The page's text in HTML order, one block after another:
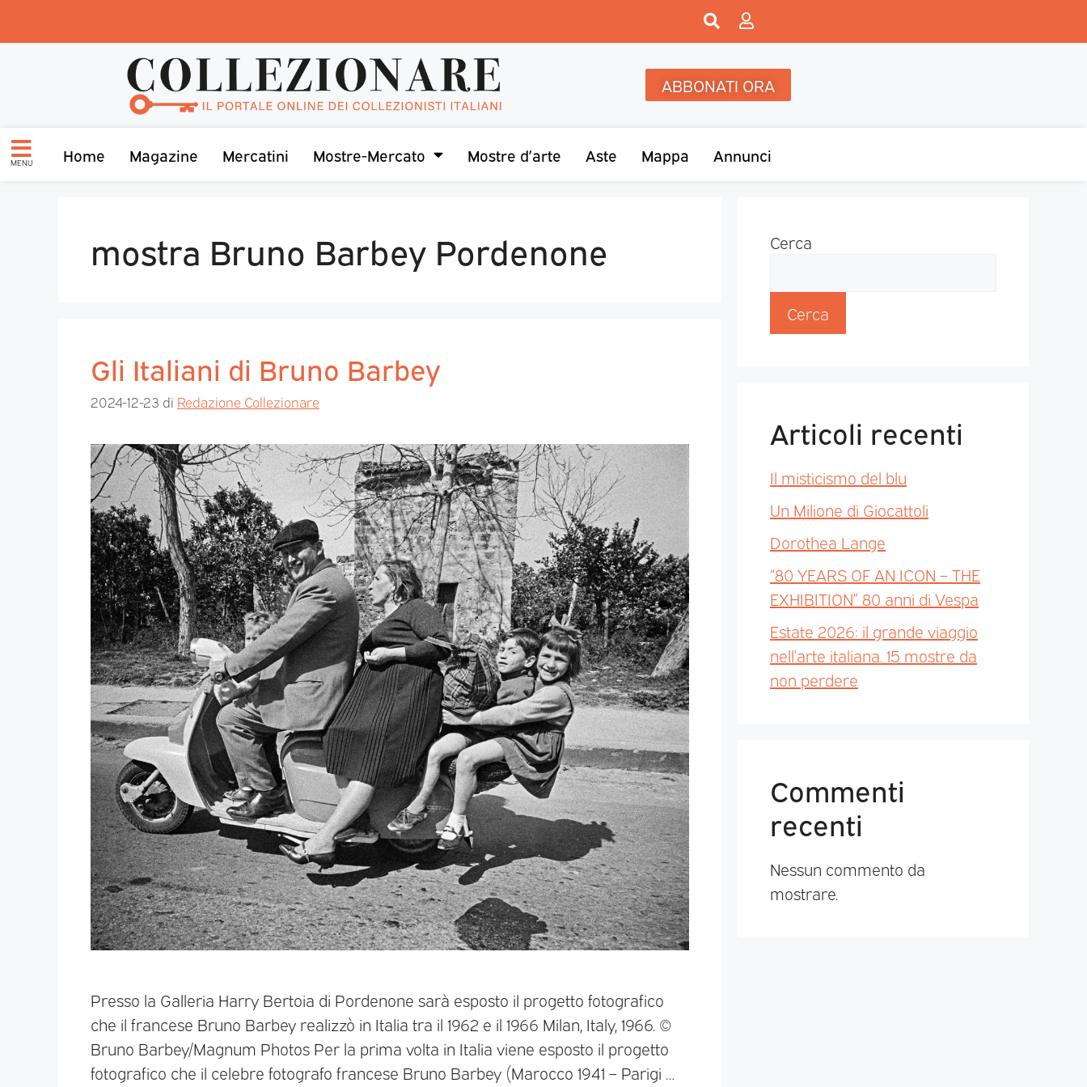
ABBONATI ORA
MENU Home Magazine Mercatini Mostre-Mercato Mostre d’arte Aste Mappa Annunci
mostra Bruno Barbey Pordenone
Gli Italiani di Bruno Barbey
2024-12-23 di Redazione Collezionare
Presso la Galleria Harry Bertoia di Pordenone sarà esposto il progetto fotografico
che il francese Bruno Barbey realizzò in Italia tra il 1962 e il 1966 Milan, Italy, 1966. ©
Bruno Barbey/Magnum Photos Per la prima volta in Italia viene esposto il progetto
fotografico che il celebre fotografo francese Bruno Barbey (Marocco 1941 – Parigi …
Cerca
Cerca
Articoli recenti
Il misticismo del blu
Un Milione di Giocattoli
Dorothea Lange
“80 YEARS OF AN ICON – THE
EXHIBITION” 80 anni di Vespa
Estate 2026: il grande viaggio
nell’arte italiana. 15 mostre da
non perdere
Commenti
recenti
Nessun commento da
mostrare.